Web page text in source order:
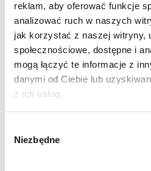
reklam, aby oferować funkcje
analizować ruch w naszych
jak korzystać z naszej witryny,
społecznościowe, dostępne i
mogą łączyć te informacje z
danymi od Ciebie lub
z ich usług.
zgody
Niezbędne
Adres e-mail: *
Numer telefonu: